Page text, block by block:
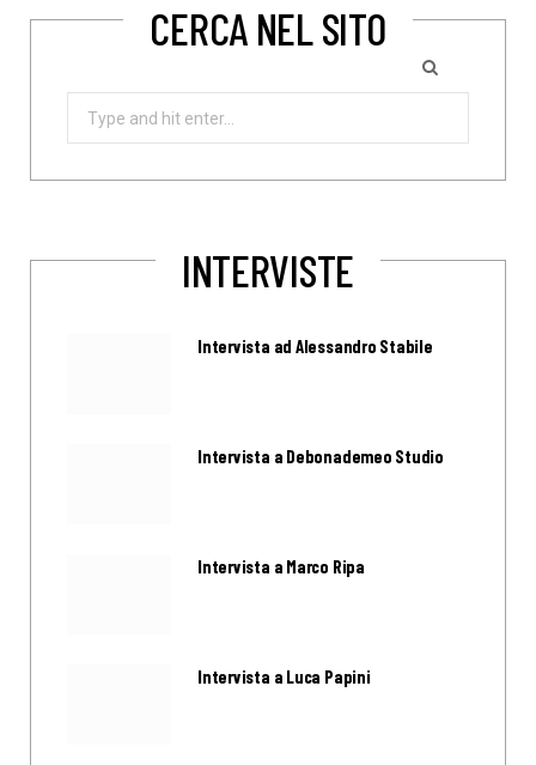
CERCA NEL SITO
INTERVISTE
Intervista ad Alessandro Stabile
Intervista a Debonademeo Studio
Intervista a Marco Ripa
Intervista a Luca Papini